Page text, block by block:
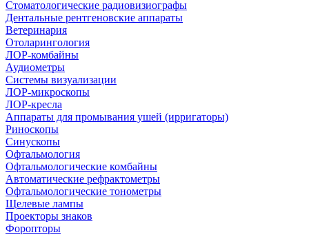
Стоматологические радиовизиографы
Дентальные рентгеновские аппараты
Ветеринария
Отоларингология
ЛОР-комбайны
Аудиометры
Системы визуализации
ЛОР-микроскопы
ЛОР-кресла
Аппараты для промывания ушей (ирригаторы)
Риноскопы
Синускопы
Офтальмология
Офтальмологические комбайны
Автоматические рефрактометры
Офтальмологические тонометры
Щелевые лампы
Проекторы знаков
Форопторы